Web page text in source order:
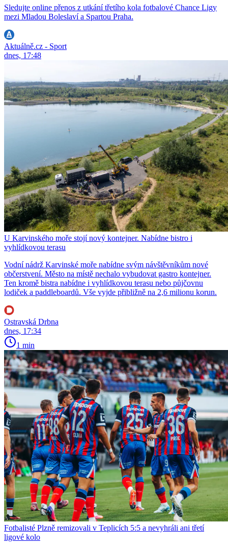
Sledujte online přenos z utkání třetího kola fotbalové Chance Ligy
mezi Mladou Boleslaví a Spartou Praha.
Aktuálně.cz - Sport
dnes, 17:48
U Karvinského moře stojí nový kontejner. Nabídne bistro i
vyhlídkovou terasu
Vodní nádrž Karvinské moře nabídne svým návštěvníkům nové
občerstvení. Město na místě nechalo vybudovat gastro kontejner.
Ten kromě bistra nabídne i vyhlídkovou terasu nebo půjčovnu
lodiček a paddleboardů. Vše vyjde přibližně na 2,6 milionu korun.
Ostravská Drbna
dnes, 17:34
1 min
Fotbalisté Plzně remizovali v Teplicích 5:5 a nevyhráli ani třetí
ligové kolo